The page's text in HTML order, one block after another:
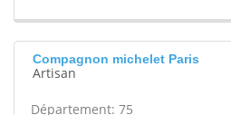
Compagnon michelet Paris
Artisan
Département: 75